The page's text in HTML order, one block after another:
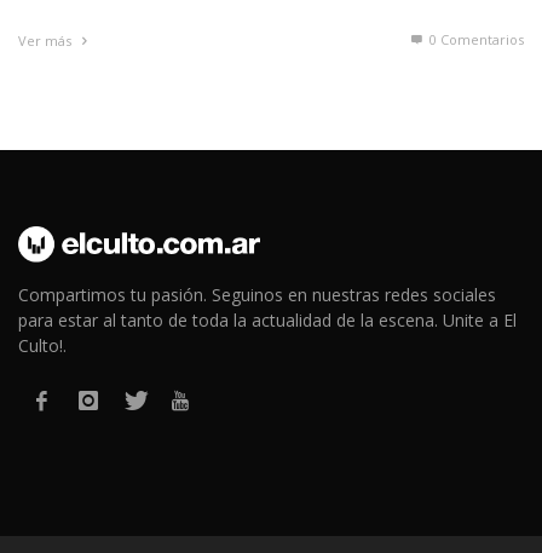
Ver más 0 Comentarios
Compartimos tu pasión. Seguinos en nuestras redes sociales
para estar al tanto de toda la actualidad de la escena. Unite a El
Culto!.